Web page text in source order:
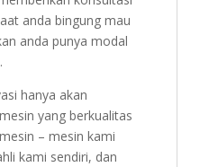
anda bingung mau
anda punya modal
hanya akan
yang berkualitas
– mesin kami
kami sendiri, dan